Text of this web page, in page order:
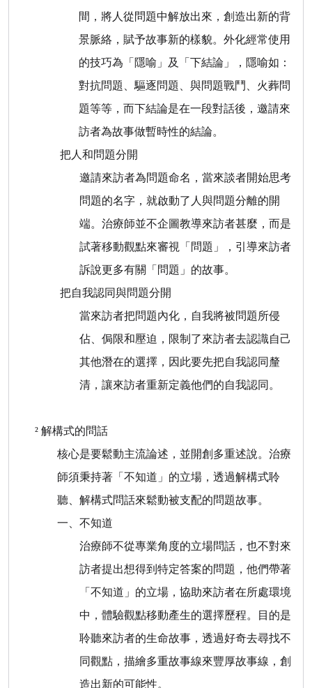
間，將人從問題中解放出來，創造出新的背
景脈絡，賦予故事新的樣貌。外化經常使用
的技巧為「隱喻」及「下結論」，隱喻如：
對抗問題、驅逐問題、與問題戰鬥、火葬問
題等等，而下結論是在一段對話後，邀請來
訪者為故事做暫時性的結論。
把人和問題分開
邀請來訪者為問題命名，當來談者開始思考
問題的名字，就啟動了人與問題分離的開
端。治療師並不企圖教導來訪者甚麼，而是
試著移動觀點來審視「問題」，引導來訪者
訴說更多有關「問題」的故事。
把自我認同與問題分開
當來訪者把問題內化，自我將被問題所侵
佔、侷限和壓迫，限制了來訪者去認識自己
其他潛在的選擇，因此要先把自我認同釐
清，讓來訪者重新定義他們的自我認同。
² 解構式的問話
核心是要鬆動主流論述，並開創多重述說。治療
師須秉持著「不知道」的立場，透過解構式聆
聽、解構式問話來鬆動被支配的問題故事。
一、 不知道
治療師不從專業角度的立場問話，也不對來
訪者提出想得到特定答案的問題，他們帶著
「不知道」的立場，協助來訪者在所處環境
中，體驗觀點移動產生的選擇歷程。目的是
聆聽來訪者的生命故事，透過好奇去尋找不
同觀點，描繪多重故事線來豐厚故事線，創
造出新的可能性。